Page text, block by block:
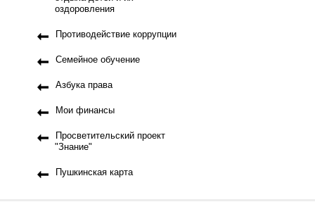
оздоровления
Противодействие коррупции
Семейное обучение
Азбука права
Мои финансы
Просветительский проект
"Знание"
Пушкинская карта